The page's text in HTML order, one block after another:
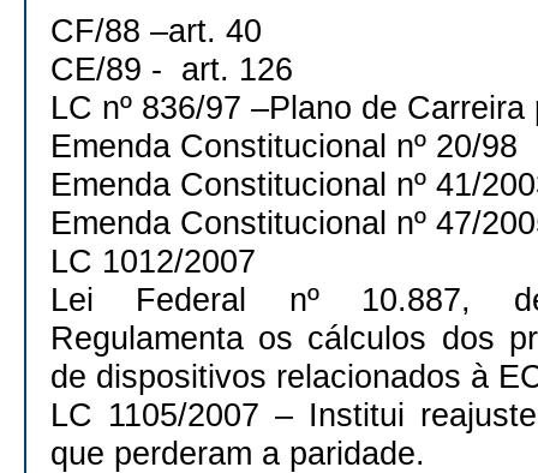
CF/88 –art. 40
CE/89 - art. 126
LC nº 836/97 –Plano de
Emenda Constitucional nº 20/98
Emenda Constitucional nº 41/
Emenda Constitucional nº 47/
LC 1012/2007
Lei Federal nº 10.887,
Regulamenta os cálculos dos
de dispositivos relacionados à
LC 1105/2007 – Institui
que perderam a paridade.